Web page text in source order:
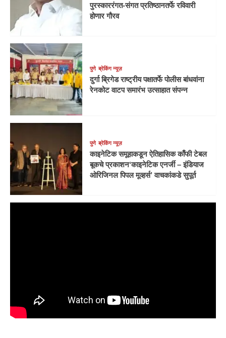
पुरस्काररंगत-संगत प्रतिष्ठानतर्फे रविवारी
होणार गौरव
पुणे ब्रेकिंग न्यूज़
दुर्गा ब्रिगेड राष्ट्रीय पक्षातर्फे पोलीस बांधवांना
रेनकोट वाटप समारंभ उत्साहात संपन्न
पुणे ब्रेकिंग न्यूज़
काइनेटिक समूहाकडून ऐतिहासिक काँफी टेबल
बूकचे प्रकाशन‘काइनेटिक एनर्जी – इंडियाज
ओरिजिनल पिपल मूव्हर्स’ वाचकांकडे सुपूर्त